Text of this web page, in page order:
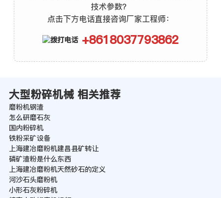
技术参数？
点击下方电话直接咨询厂家工程师：
+8618037793862
大型粉碎机械 相关推荐
磨粉机钢渣
怎么研磨石灰
国内粉碎机
铁粉采矿设备
上海建冶磨粉机建昌县矿转让
磷矿渣粉是什么东西
上海建冶磨粉机天然砂石的定义
河沙石头磨粉机
小形石灰粉碎机